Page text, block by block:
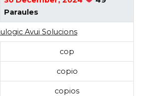
Paraules
Avui Solucions
cop
copio
copios